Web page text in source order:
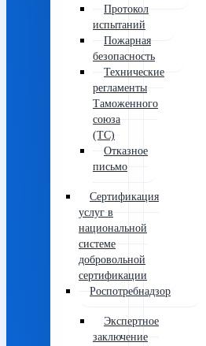
Протокол
испытаний
Пожарная
безопасность
Технические
регламенты
Таможенного
союза
(ТС)
Отказное
письмо
Сертификация
услуг в
национальной
системе
добровольной
сертификации
Роспотребнадзор
Экспертное
заключение